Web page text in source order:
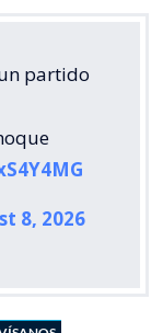
partido
8, 2026